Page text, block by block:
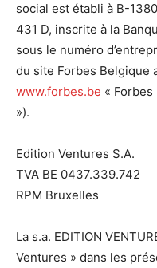
social est établi à B-
431 D, inscrite à la
sous le numéro
du site Forbes Belgique
www.forbes.be «
»).
Edition Ventures S.A.
TVA BE 0437.339.742
RPM Bruxelles
La s.a. EDITION
Ventures » dans les